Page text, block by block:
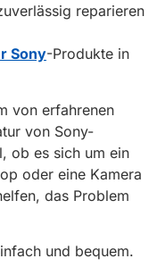
reparieren
Sony-Produkte in
von erfahrenen
von Sony-
ob es sich um ein
oder eine Kamera
das Problem
und bequem.